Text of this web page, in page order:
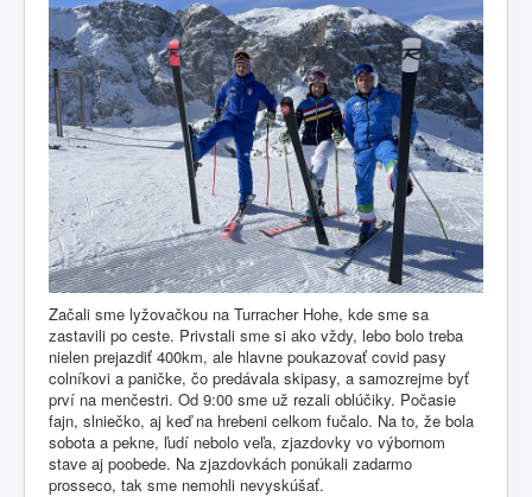
Začali sme lyžovačkou na Turracher Hohe, kde sme sa
zastavili po ceste. Privstali sme si ako vždy, lebo bolo treba
nielen prejazdiť 400km, ale hlavne poukazovať covid pasy
colníkovi a paničke, čo predávala skipasy, a samozrejme byť
prví na menčestri. Od 9:00 sme už rezali oblúčiky. Počasie
fajn, slniečko, aj keď na hrebeni celkom fučalo. Na to, že bola
sobota a pekne, ľudí nebolo veľa, zjazdovky vo výbornom
stave aj poobede. Na zjazdovkách ponúkali zadarmo
prosseco, tak sme nemohli nevyskúšať.